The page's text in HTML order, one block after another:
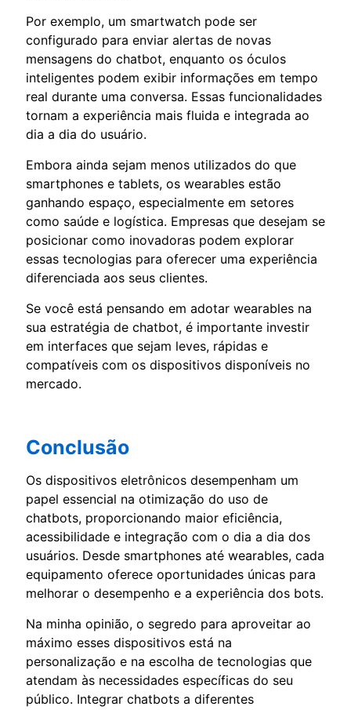
Por exemplo, um smartwatch pode ser
configurado para enviar alertas de novas
mensagens do chatbot, enquanto os óculos
inteligentes podem exibir informações em tempo
real durante uma conversa. Essas funcionalidades
tornam a experiência mais fluida e integrada ao
dia a dia do usuário.
Embora ainda sejam menos utilizados do que
smartphones e tablets, os wearables estão
ganhando espaço, especialmente em setores
como saúde e logística. Empresas que desejam se
posicionar como inovadoras podem explorar
essas tecnologias para oferecer uma experiência
diferenciada aos seus clientes.
Se você está pensando em adotar wearables na
sua estratégia de chatbot, é importante investir
em interfaces que sejam leves, rápidas e
compatíveis com os dispositivos disponíveis no
mercado.
Conclusão
Os dispositivos eletrônicos desempenham um
papel essencial na otimização do uso de
chatbots, proporcionando maior eficiência,
acessibilidade e integração com o dia a dia dos
usuários. Desde smartphones até wearables, cada
equipamento oferece oportunidades únicas para
melhorar o desempenho e a experiência dos bots.
Na minha opinião, o segredo para aproveitar ao
máximo esses dispositivos está na
personalização e na escolha de tecnologias que
atendam às necessidades específicas do seu
público. Integrar chatbots a diferentes